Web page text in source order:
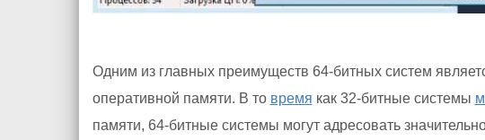
Одним из главных преимуществ 64-битных систем
оперативной памяти. В то время как 32-битные системы
памяти, 64-битные системы могут адресовать